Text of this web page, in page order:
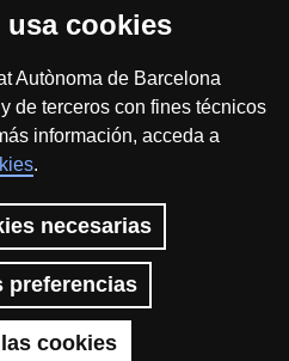
cookies
Autònoma de Barcelona
de terceros con fines técnicos
información, acceda a
.
necesarias
preferencias
cookies
del web UAB
Reconocimiento -
NC) - ISSN: 2014-6388